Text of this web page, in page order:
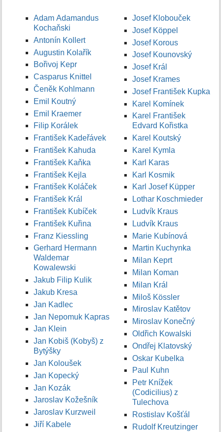
Adam Adamandus
Kochaňski
Antonín Kollert
Augustin Kolařík
Bořivoj Kepr
Casparus Knittel
Čeněk Kohlmann
Emil Koutný
Emil Kraemer
Filip Korálek
František Kadeřávek
František Kahuda
František Kaňka
František Kejla
František Koláček
František Král
František Kubíček
František Kuřina
Franz Kiessling
Gerhard Hermann
Waldemar
Kowalewski
Jakub Filip Kulik
Jakub Kresa
Jan Kadlec
Jan Nepomuk Kapras
Jan Klein
Jan Kobiš (Kobyš) z
Bytýšky
Jan Koloušek
Jan Kopecký
Jan Kozák
Jaroslav Kožešník
Jaroslav Kurzweil
Jiří Kabele
Josef Klobouček
Josef Köppel
Josef Korous
Josef Kounovský
Josef Král
Josef Krames
Josef František Kupka
Karel Komínek
Karel František
Edvard Kořistka
Karel Koutský
Karel Kymla
Karl Karas
Karl Kosmik
Karl Josef Küpper
Lothar Koschmieder
Ludvík Kraus
Ludvík Kraus
Marie Kubínová
Martin Kuchynka
Milan Keprt
Milan Koman
Milan Král
Miloš Kössler
Miroslav Katětov
Miroslav Konečný
Oldřich Kowalski
Ondřej Klatovský
Oskar Kubelka
Paul Kuhn
Petr Knížek
(Codicilius) z
Tulechova
Rostislav Košťál
Rudolf Kreutzinger